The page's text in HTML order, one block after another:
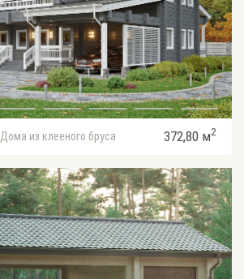
Дома из клееного бруса 372,80 м2